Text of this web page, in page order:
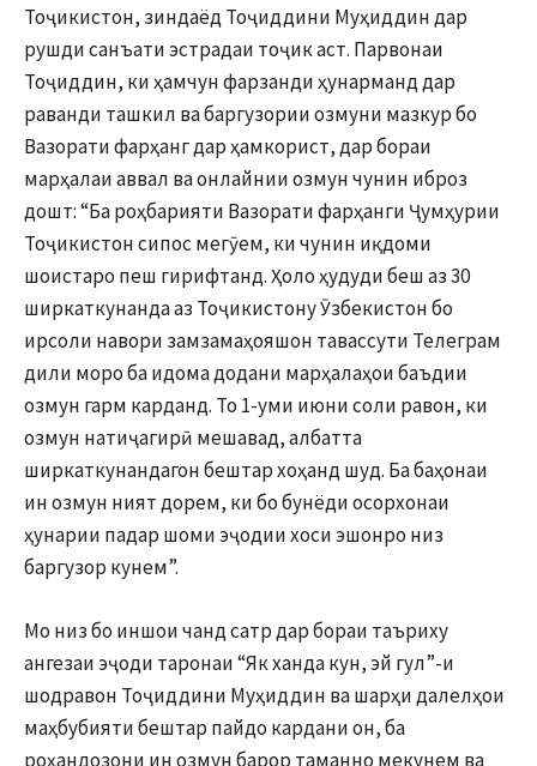
Тоҷикистон, зиндаёд Тоҷиддини Муҳиддин дар
рушди санъати эстрадаи тоҷик аст. Парвонаи
Тоҷиддин, ки ҳамчун фарзанди ҳунарманд дар
раванди ташкил ва баргузории озмуни мазкур бо
Вазорати фарҳанг дар ҳамкорист, дар бораи
марҳалаи аввал ва онлайнии озмун чунин иброз
дошт: “Ба роҳбарияти Вазорати фарҳанги Ҷумҳурии
Тоҷикистон сипос мегӯем, ки чунин иқдоми
шоистаро пеш гирифтанд. Ҳоло ҳудуди беш аз 30
ширкаткунанда аз Тоҷикистону Ӯзбекистон бо
ирсоли навори замзамаҳояшон тавассути Телеграм
дили моро ба идома додани марҳалаҳои баъдии
озмун гарм карданд. То 1-уми июни соли равон, ки
озмун натиҷагирӣ мешавад, албатта
ширкаткунандагон бештар хоҳанд шуд. Ба баҳонаи
ин озмун ният дорем, ки бо бунёди осорхонаи
ҳунарии падар шоми эҷодии хоси эшонро низ
баргузор кунем”.
Мо низ бо иншои чанд сатр дар бораи таъриху
ангезаи эҷоди таронаи “Як ханда кун, эй гул”-и
шодравон Тоҷиддини Муҳиддин ва шарҳи далелҳои
маҳбубияти бештар пайдо кардани он, ба
роҳандозони ин озмун барор таманно мекунем ва